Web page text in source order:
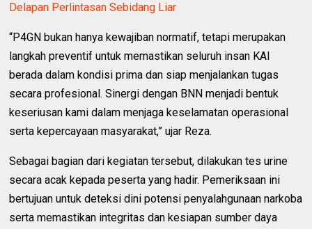
Delapan Perlintasan Sebidang Liar
“P4GN bukan hanya kewajiban normatif, tetapi merupakan
langkah preventif untuk memastikan seluruh insan KAI
berada dalam kondisi prima dan siap menjalankan tugas
secara profesional. Sinergi dengan BNN menjadi bentuk
keseriusan kami dalam menjaga keselamatan operasional
serta kepercayaan masyarakat,” ujar Reza.
Sebagai bagian dari kegiatan tersebut, dilakukan tes urine
secara acak kepada peserta yang hadir. Pemeriksaan ini
bertujuan untuk deteksi dini potensi penyalahgunaan narkoba
serta memastikan integritas dan kesiapan sumber daya